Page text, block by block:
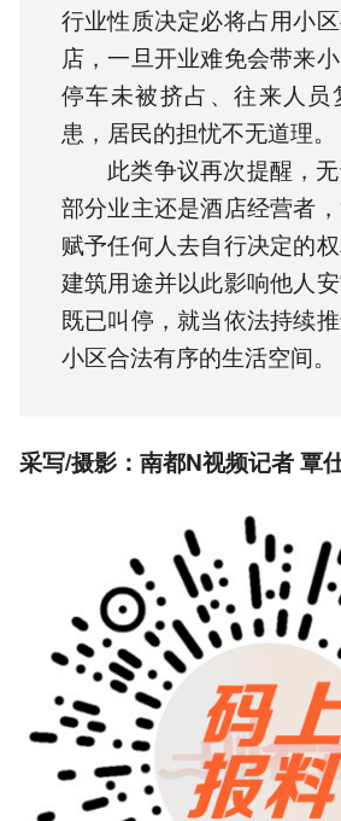
行业性质决定必将占用小
店，一旦开业难免会带来小
停车未被挤占、往来人员
患，居民的担忧不无道理。
此类争议再次提醒，
部分业主还是酒店经营者
赋予任何人去自行决定的
建筑用途并以此影响他人
既已叫停，就当依法持续
小区合法有序的生活空间。
采写/摄影：南都N视频记者 覃